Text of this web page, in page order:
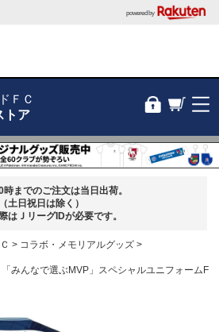
powered by
ＦＣ
トア
までのご注文は当日出荷。
（土日祝日は除く）
はＪリーグIDが必要です。
コラボ・メモリアルグッズ
みんなで選ぶMVP」スペシャルユニフォームF